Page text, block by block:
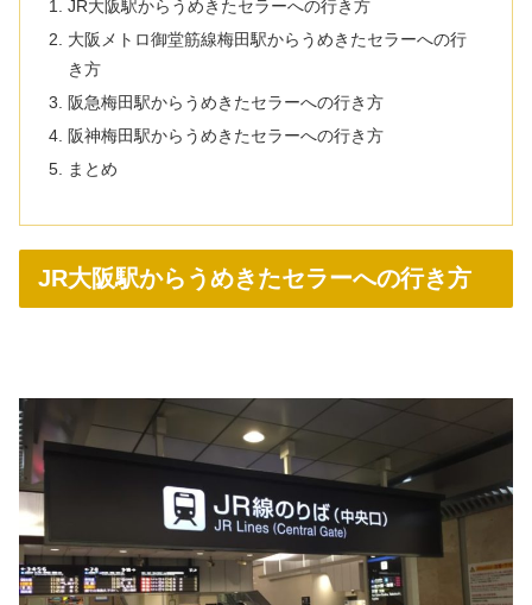
JR大阪駅からうめきたセラーへの行き方
大阪メトロ御堂筋線梅田駅からうめきたセラーへの行
き方
阪急梅田駅からうめきたセラーへの行き方
阪神梅田駅からうめきたセラーへの行き方
まとめ
JR大阪駅からうめきたセラーへの行き方